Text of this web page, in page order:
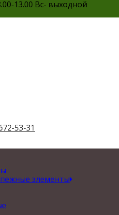
13.00 Вс- выходной
53-31
элементы